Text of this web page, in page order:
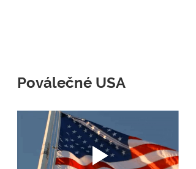
Poválečné USA